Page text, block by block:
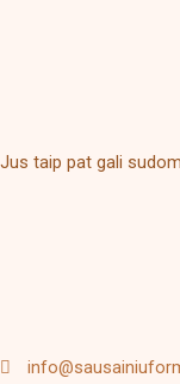
Jus taip pat gali